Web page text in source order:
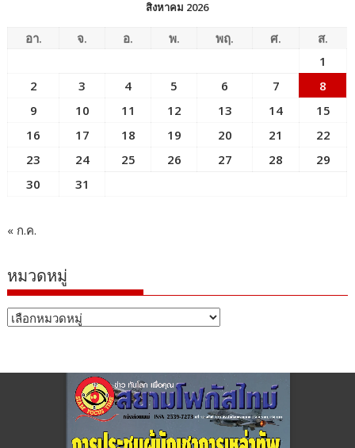
สิงหาคม 2026
อา. จ. อ. พ. พฤ. ศ.
ส.
1
2
3 4 5 6 7
8
9
10 11 12 13 14
15
16
17 18 19 20 21
22
23
24 25 26 27 28
29
30
31
« ก.ค.
หมวดหมู่
หมวด